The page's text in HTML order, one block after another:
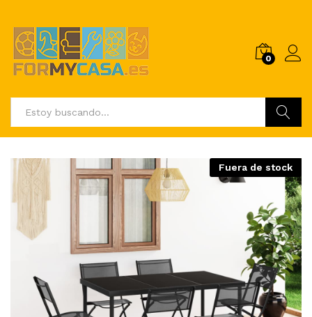
0
Fuera de stock